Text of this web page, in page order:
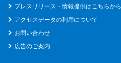
プレスリリース・情報提供はこちらから
アクセスデータの利用について
お問い合わせ
広告のご案内